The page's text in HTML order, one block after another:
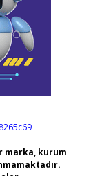
marka, kurum